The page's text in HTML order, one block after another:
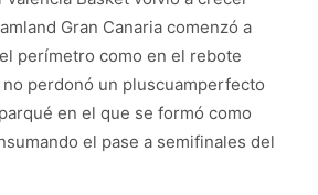
Gran Canaria comenzó a
perímetro como en el rebote
perdonó un pluscuamperfecto
en el que se formó como
el pase a semifinales del